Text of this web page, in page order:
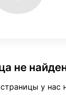
не
у нас